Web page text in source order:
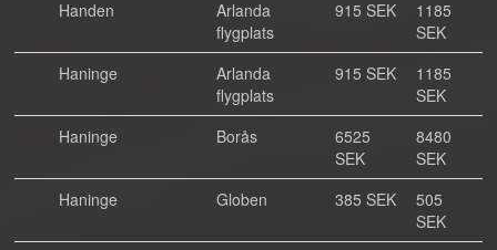
Handen
Arlanda
flygplats
915 SEK
1185
SEK
Haninge
Arlanda
flygplats
915 SEK
1185
SEK
Haninge
Borås
6525
SEK
8480
SEK
Haninge
Globen 385 SEK
505
SEK